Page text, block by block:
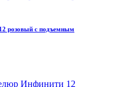
розовый с подъемным